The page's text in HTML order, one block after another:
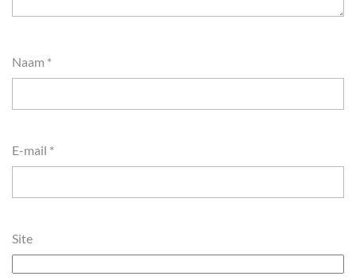
Naam *
E-mail *
Site